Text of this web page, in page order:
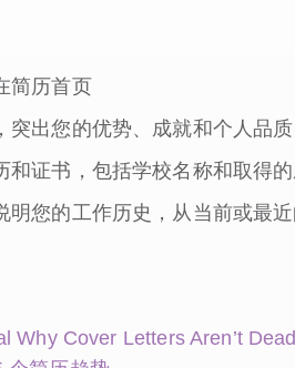
简历首页
突出您的优势、成就和个人品质
和证书，包括学校名称和取得的
明您的工作历史，从当前或最近
Why Cover Letters Aren’t